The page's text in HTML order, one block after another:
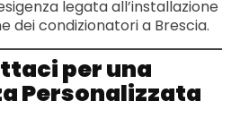
legata all’installazione
dei condizionatori a Brescia.
per una
Personalizzata